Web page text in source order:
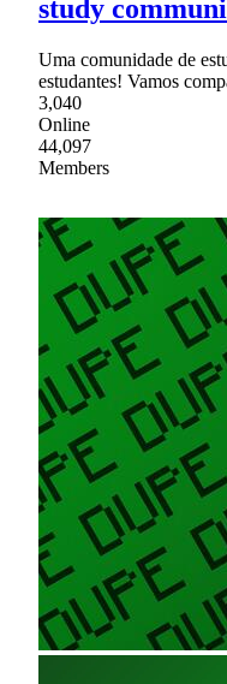
study
Uma comunidade de
estudantes! Vamos
3,040
Online
44,097
Members